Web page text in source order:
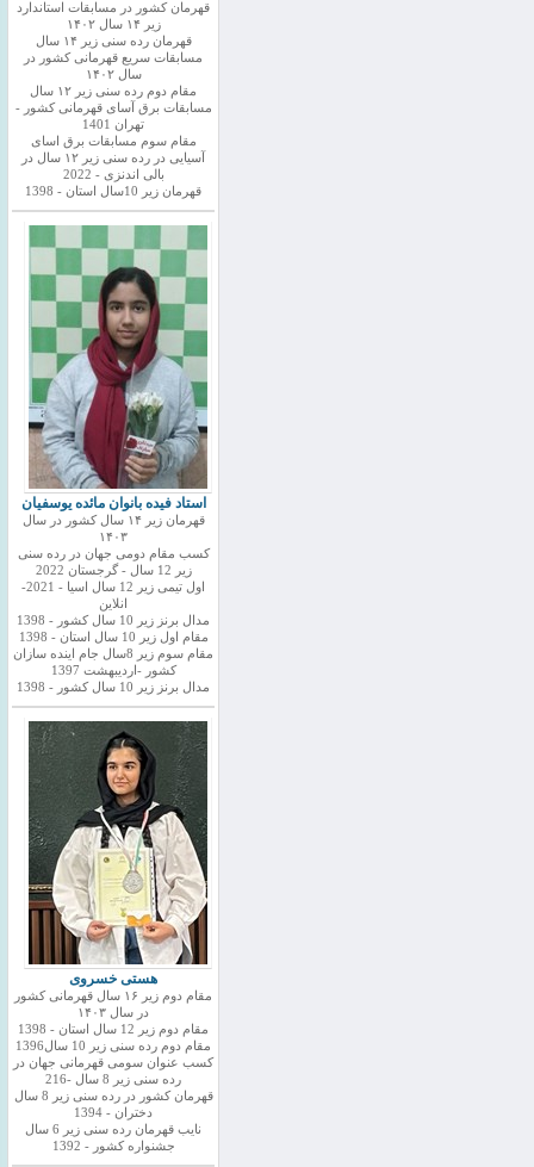
قهرمان کشور در مسابقات استاندارد
زیر ۱۴ سال ۱۴۰۲
قهرمان رده سنی زیر ۱۴ سال
مسابقات سریع قهرمانی کشور در
سال ۱۴۰۲
مقام دوم رده سنی زیر ۱۲ سال
مسابقات برق آسای قهرمانی کشور -
تهران 1401
مقام سوم مسابقات برق اسای
آسیایی در رده سنی زیر ۱۲ سال در
بالی اندنزی - 2022
قهرمان زیر 10سال استان - 1398
استاد فیده بانوان مائده یوسفیان
قهرمان زیر ۱۴ سال کشور در سال
۱۴۰۳
کسب مقام دومی جهان در رده سنی
زیر 12 سال - گرجستان 2022
اول تیمی زیر 12 سال اسیا - 2021-
انلاین
مدال برنز زیر 10 سال کشور - 1398
مقام اول زیر 10 سال استان - 1398
مقام سوم زیر 8سال جام اینده سازان
کشور -اردیبهشت 1397
مدال برنز زیر 10 سال کشور - 1398
هستی خسروی
مقام دوم زیر ۱۶ سال قهرمانی کشور
در سال ۱۴۰۳
مقام دوم زیر 12 سال استان - 1398
مقام دوم رده سنی زیر 10 سال1396
کسب عنوان سومی قهرمانی جهان در
رده سنی زیر 8 سال -216
قهرمان کشور در رده سنی زیر 8 سال
دختران - 1394
نایب قهرمان رده سنی زیر 6 سال
جشنواره کشور - 1392